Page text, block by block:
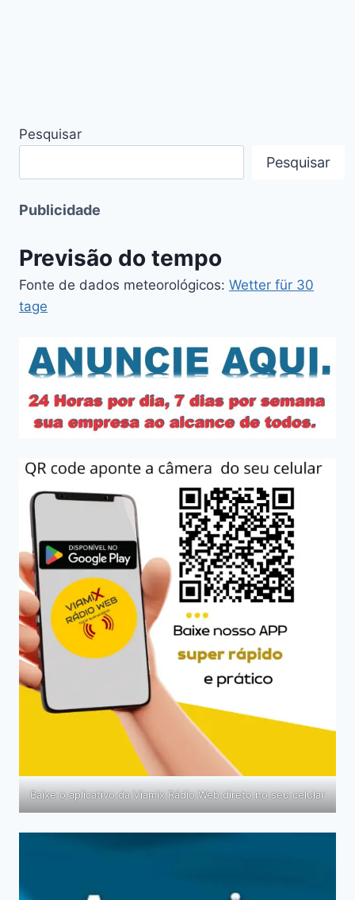
Pesquisar
Pesquisar
Publicidade
Previsão do tempo
Fonte de dados meteorológicos: Wetter für 30
tage
Baixe o aplicativo da Viamix Rádio Web direto no seu celular